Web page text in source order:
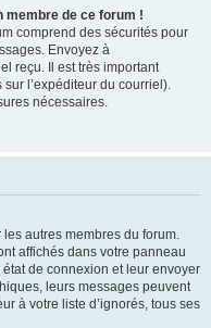
membre de ce forum !
comprend des sécurités pour
Envoyez à
reçu. Il est très important
sur l’expéditeur du courriel).
nécessaires.
autres membres du forum.
affichés dans votre panneau
de connexion et leur envoyer
leurs messages peuvent
à votre liste d’ignorés, tous ses